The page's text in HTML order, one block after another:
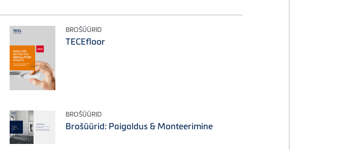
BROŠÜÜRID
TECEfloor
BROŠÜÜRID
Brošüürid: Paigaldus & Monteerimine